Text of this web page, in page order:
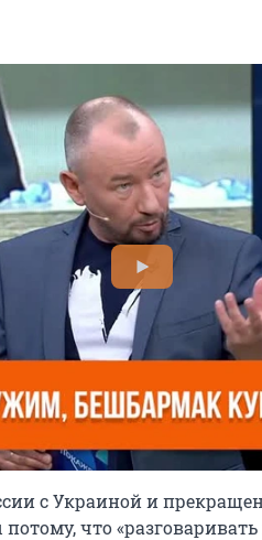
с Украиной и
что «разговаривать